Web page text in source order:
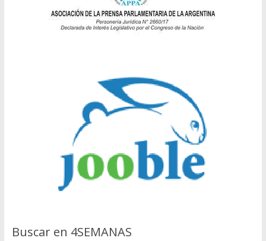
Buscar en 4SEMANAS